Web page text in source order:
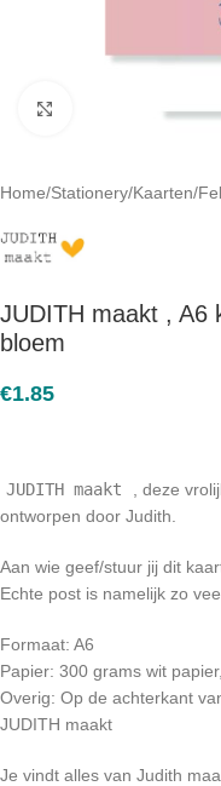
Click to enlarge
Home/Stationery/Kaarten/
JUDITH maakt , A6
bloem
€1.85
JUDITH maakt
, deze
ontworpen door Judith.
Aan wie geef/stuur jij dit
Echte post is namelijk zo
Formaat: A6
Papier: 300 grams wit
Overig: Op de achterkant
JUDITH maakt
Je vindt alles van Judith